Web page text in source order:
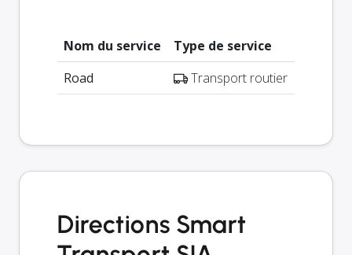
Nom du service
Type de service
Road
Transport routier
Directions Smart